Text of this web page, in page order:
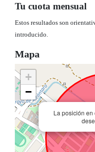
Tu cuota mensual
Estos resultados son
introducido.
Mapa
La posición
+
−